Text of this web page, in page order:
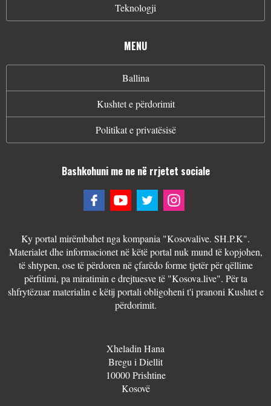
Teknologji
MENU
Ballina
Kushtet e përdorimit
Politikat e privatësisë
Bashkohuni me ne në rrjetet sociale
Ky portal mirëmbahet nga kompania "Kosovalive. SH.P.K".
Materialet dhe informacionet në këtë portal nuk mund të kopjohen,
të shtypen, ose të përdoren në çfarëdo forme tjetër për qëllime
përfitimi, pa miratimin e drejtuesve të "Kosova.live". Për ta
shfrytëzuar materialin e këtij portali obligoheni t'i pranoni Kushtet e
përdorimit.
Xheladin Hana
Bregu i Diellit
10000 Prishtine
Kosovë